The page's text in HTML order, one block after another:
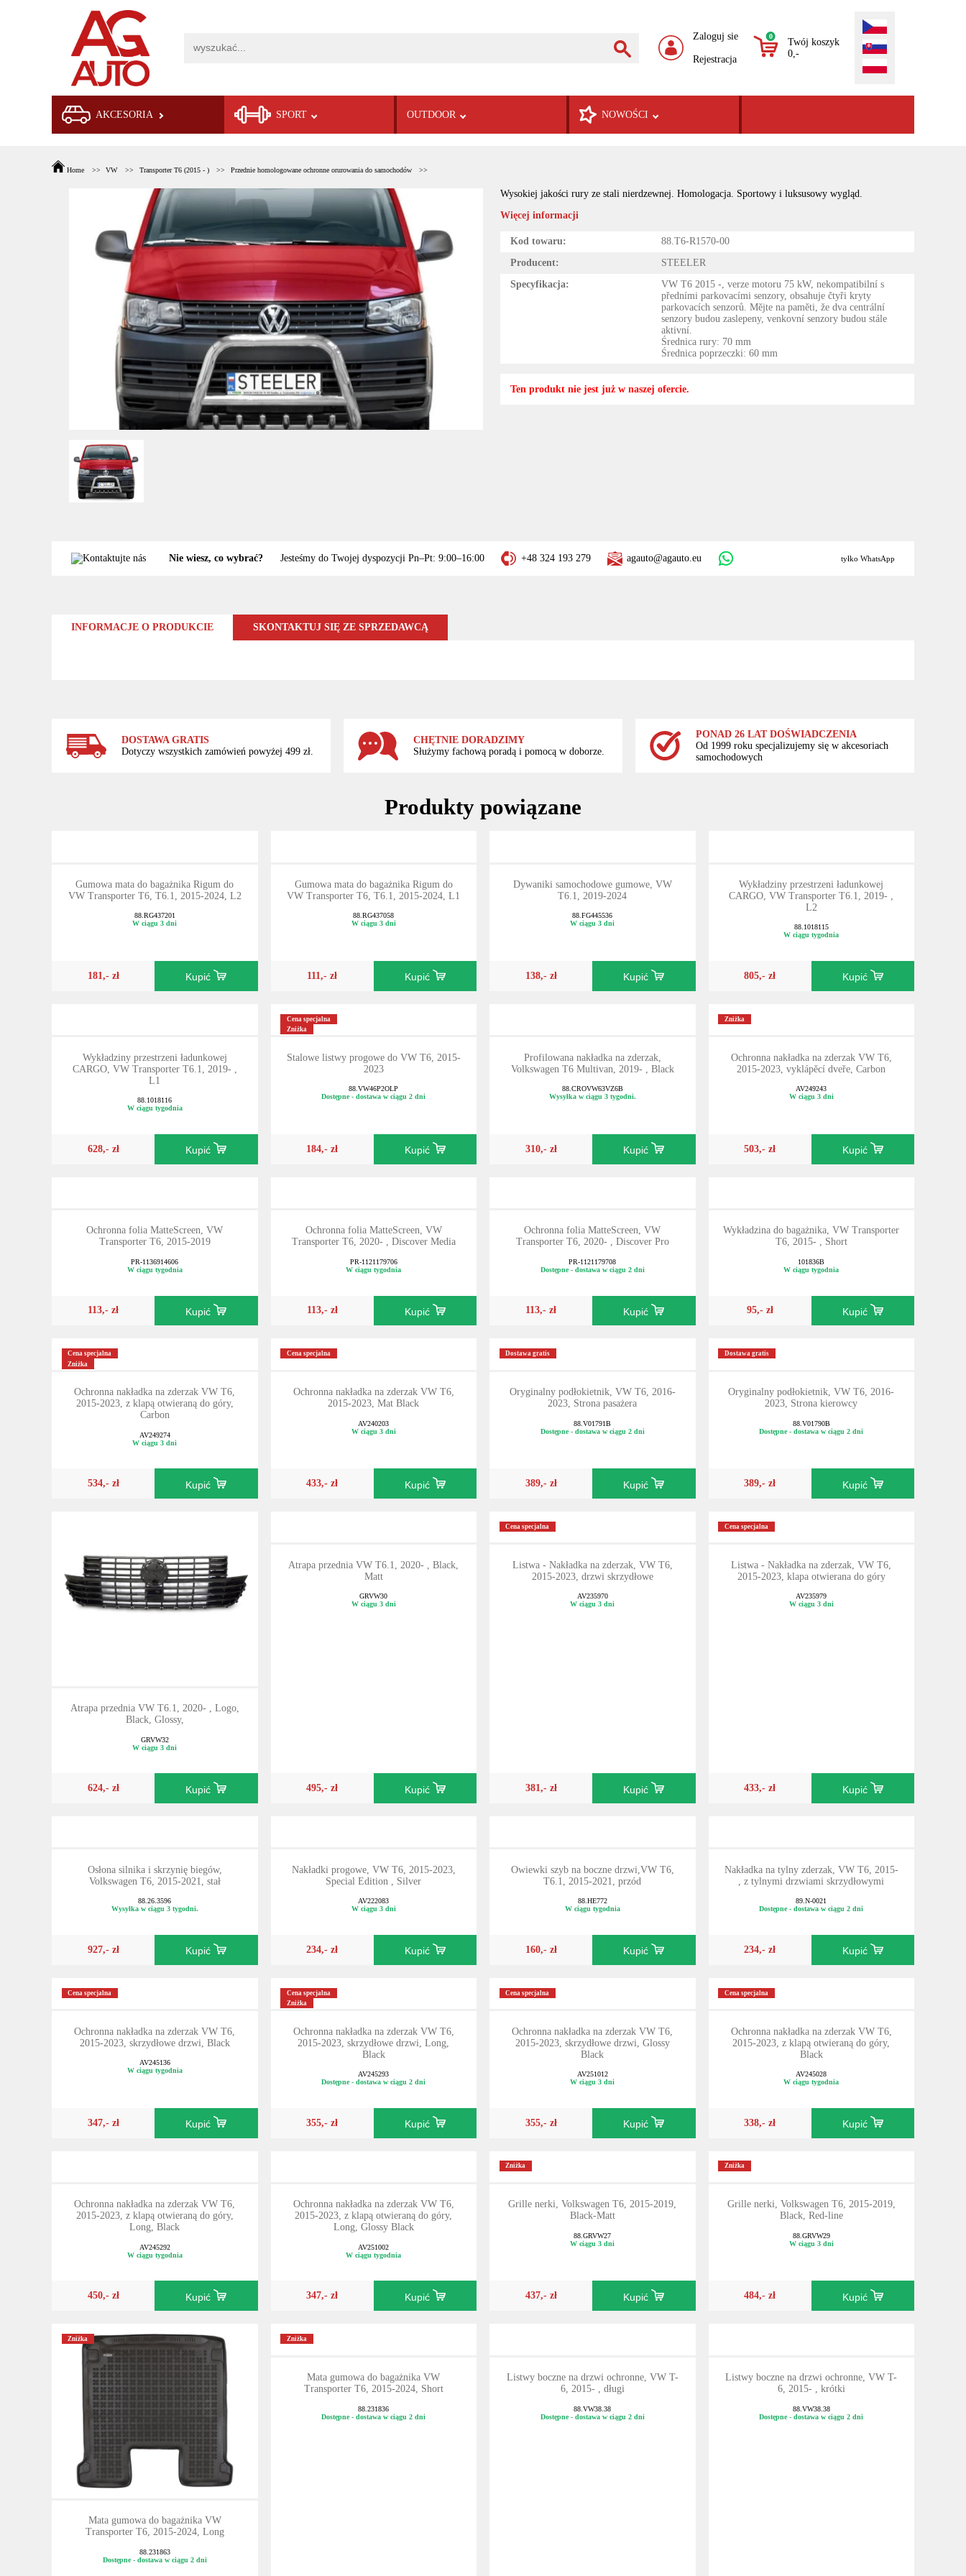
Zaloguj sie
Rejestracja
0
Twój koszyk
0,-
AKCESORIA SPORT OUTDOOR NOWOŚCI
Home VW Transporter T6 (2015 - ) Przednie homologowane ochronne orurowania do samochodów
Wysokiej jakości rury ze stali nierdzewnej. Homologacja. Sportowy i luksusowy wygląd.
Więcej informacji
Kod towaru:
88.T6-R1570-00
Producent:
STEELER
Specyfikacja:
VW T6 2015 -, verze motoru 75 kW, nekompatibilní s
předními parkovacími senzory, obsahuje čtyři kryty
parkovacích senzorů. Mějte na paměti, že dva centrální
senzory budou zaslepeny, venkovní senzory budou stále
aktivní.
Średnica rury: 70 mm
Średnica poprzeczki: 60 mm
Ten produkt nie jest już w naszej ofercie.
Nie wiesz, co wybrać? Jesteśmy do Twojej dyspozycji Pn–Pt: 9:00–16:00 +48 324 193 279 agauto@agauto.eu tyłko WhatsApp
INFORMACJE O PRODUKCIE SKONTAKTUJ SIĘ ZE SPRZEDAWCĄ
DOSTAWA GRATIS
Dotyczy wszystkich zamówień powyżej 499 zł.
CHĘTNIE DORADZIMY
Służymy fachową poradą i pomocą w doborze.
PONAD 26 LAT DOŚWIADCZENIA
Od 1999 roku specjalizujemy się w akcesoriach
samochodowych
Produkty powiązane
Gumowa mata do bagażnika Rigum do
VW Transporter T6, T6.1, 2015-2024, L2
88.RG437201
W ciągu 3 dni
181,- zł Kupić
Gumowa mata do bagażnika Rigum do
VW Transporter T6, T6.1, 2015-2024, L1
88.RG437058
W ciągu 3 dni
111,- zł Kupić
Dywaniki samochodowe gumowe, VW
T6.1, 2019-2024
88.FG445536
W ciągu 3 dni
138,- zł Kupić
Wykładziny przestrzeni ładunkowej
CARGO, VW Transporter T6.1, 2019- ,
L2
88.1018115
W ciągu tygodnia
805,- zł Kupić
Wykładziny przestrzeni ładunkowej
CARGO, VW Transporter T6.1, 2019- ,
L1
88.1018116
W ciągu tygodnia
628,- zł Kupić
Cena specjalna
Zniżka
Stalowe listwy progowe do VW T6, 2015-
2023
88.VW46P2OLP
Dostępne - dostawa w ciągu 2 dni
184,- zł Kupić
Profilowana nakładka na zderzak,
Volkswagen T6 Multivan, 2019- , Black
88.CROVW63VZ6B
Wysyłka w ciągu 3 tygodni.
310,- zł Kupić
Zniżka
Ochronna nakładka na zderzak VW T6,
2015-2023, vyklápěcí dveře, Carbon
AV249243
W ciągu 3 dni
503,- zł Kupić
Ochronna folia MatteScreen, VW
Transporter T6, 2015-2019
PR-1136914606
W ciągu tygodnia
113,- zł Kupić
Ochronna folia MatteScreen, VW
Transporter T6, 2020- , Discover Media
PR-1121179706
W ciągu tygodnia
113,- zł Kupić
Ochronna folia MatteScreen, VW
Transporter T6, 2020- , Discover Pro
PR-1121179708
Dostępne - dostawa w ciągu 2 dni
113,- zł Kupić
Wykładzina do bagażnika, VW Transporter
T6, 2015- , Short
101836B
W ciągu tygodnia
95,- zł Kupić
Cena specjalna
Zniżka
Ochronna nakładka na zderzak VW T6,
2015-2023, z klapą otwieraną do góry,
Carbon
AV249274
W ciągu 3 dni
534,- zł Kupić
Cena specjalna
Ochronna nakładka na zderzak VW T6,
2015-2023, Mat Black
AV240203
W ciągu 3 dni
433,- zł Kupić
Dostawa gratis
Oryginalny podłokietnik, VW T6, 2016-
2023, Strona pasażera
88.V01791B
Dostępne - dostawa w ciągu 2 dni
389,- zł Kupić
Dostawa gratis
Oryginalny podłokietnik, VW T6, 2016-
2023, Strona kierowcy
88.V01790B
Dostępne - dostawa w ciągu 2 dni
389,- zł Kupić
Atrapa przednia VW T6.1, 2020- , Logo,
Black, Glossy,
GRVW32
W ciągu 3 dni
624,- zł Kupić
Atrapa przednia VW T6.1, 2020- , Black,
Matt
GRVW30
W ciągu 3 dni
495,- zł Kupić
Cena specjalna
Listwa - Nakładka na zderzak, VW T6,
2015-2023, drzwi skrzydłowe
AV235970
W ciągu 3 dni
381,- zł Kupić
Cena specjalna
Listwa - Nakładka na zderzak, VW T6,
2015-2023, klapa otwierana do góry
AV235979
W ciągu 3 dni
433,- zł Kupić
Osłona silnika i skrzynię biegów,
Volkswagen T6, 2015-2021, stał
88.26.3596
Wysyłka w ciągu 3 tygodni.
927,- zł Kupić
Nakładki progowe, VW T6, 2015-2023,
Special Edition , Silver
AV222083
W ciągu 3 dni
234,- zł Kupić
Owiewki szyb na boczne drzwi,VW T6,
T6.1, 2015-2021, przód
88.HE772
W ciągu tygodnia
160,- zł Kupić
Nakładka na tylny zderzak, VW T6, 2015-
, z tylnymi drzwiami skrzydłowymi
89.N-0021
Dostępne - dostawa w ciągu 2 dni
234,- zł Kupić
Cena specjalna
Ochronna nakładka na zderzak VW T6,
2015-2023, skrzydłowe drzwi, Black
AV245136
W ciągu tygodnia
347,- zł Kupić
Cena specjalna
Zniżka
Ochronna nakładka na zderzak VW T6,
2015-2023, skrzydłowe drzwi, Long,
Black
AV245293
Dostępne - dostawa w ciągu 2 dni
355,- zł Kupić
Cena specjalna
Ochronna nakładka na zderzak VW T6,
2015-2023, skrzydłowe drzwi, Glossy
Black
AV251012
W ciągu 3 dni
355,- zł Kupić
Cena specjalna
Ochronna nakładka na zderzak VW T6,
2015-2023, z klapą otwieraną do góry,
Black
AV245028
W ciągu tygodnia
338,- zł Kupić
Ochronna nakładka na zderzak VW T6,
2015-2023, z klapą otwieraną do góry,
Long, Black
AV245292
W ciągu tygodnia
450,- zł Kupić
Ochronna nakładka na zderzak VW T6,
2015-2023, z klapą otwieraną do góry,
Long, Glossy Black
AV251002
W ciągu tygodnia
347,- zł Kupić
Zniżka
Grille nerki, Volkswagen T6, 2015-2019,
Black-Matt
88.GRVW27
W ciągu 3 dni
437,- zł Kupić
Zniżka
Grille nerki, Volkswagen T6, 2015-2019,
Black, Red-line
88.GRVW29
W ciągu 3 dni
484,- zł Kupić
Zniżka
Mata gumowa do bagażnika VW
Transporter T6, 2015-2024, Long
88.231863
Dostępne - dostawa w ciągu 2 dni
Zniżka
Mata gumowa do bagażnika VW
Transporter T6, 2015-2024, Short
88.231836
Dostępne - dostawa w ciągu 2 dni
Listwy boczne na drzwi ochronne, VW T-
6, 2015- , długi
88.VW38.38
Dostępne - dostawa w ciągu 2 dni
Listwy boczne na drzwi ochronne, VW T-
6, 2015- , krótki
88.VW38.38
Dostępne - dostawa w ciągu 2 dni